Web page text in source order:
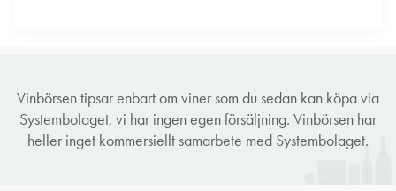
Vinbörsen tipsar enbart om viner som du sedan kan köpa via
Systembolaget, vi har ingen egen försäljning. Vinbörsen har
heller inget kommersiellt samarbete med Systembolaget.